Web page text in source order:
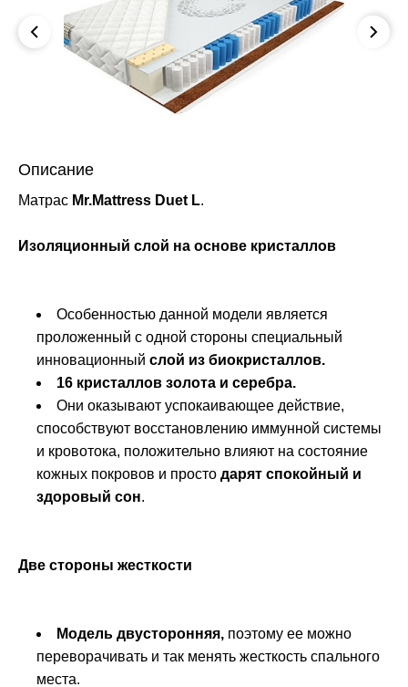
Описание
Матрас Mr.Mattress Duet L.
Изоляционный слой на основе кристаллов
Особенностью данной модели является
проложенный с одной стороны специальный
инновационный слой из биокристаллов.
16 кристаллов золота и серебра.
Они оказывают успокаивающее действие,
способствуют восстановлению иммунной системы
и кровотока, положительно влияют на состояние
кожных покровов и просто дарят спокойный и
здоровый сон.
Две стороны жесткости
Модель двусторонняя, поэтому ее можно
переворачивать и так менять жесткость спального
места.